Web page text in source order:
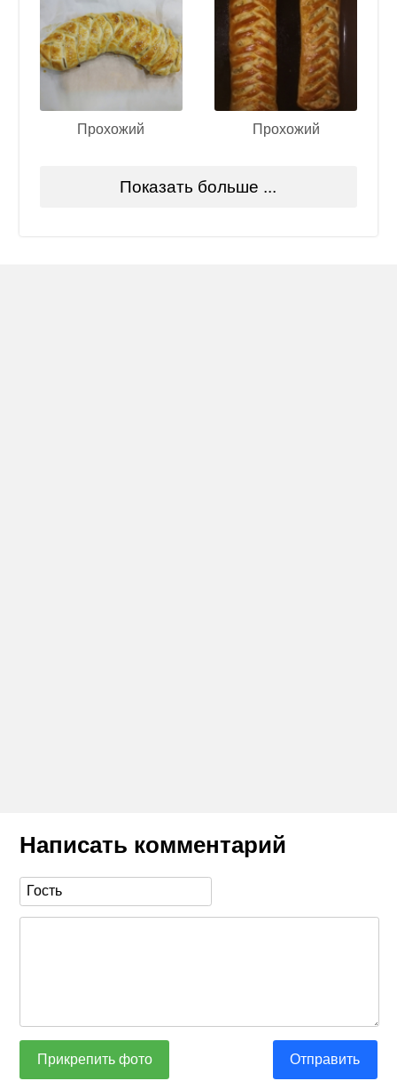
Прохожий Прохожий
Показать больше ...
Написать комментарий
Прикрепить фото Отправить